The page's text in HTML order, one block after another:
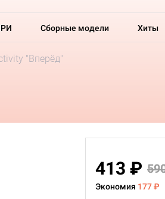
Сборные модели Хиты
"Вперёд"
413 ₽
Экономия 177 ₽